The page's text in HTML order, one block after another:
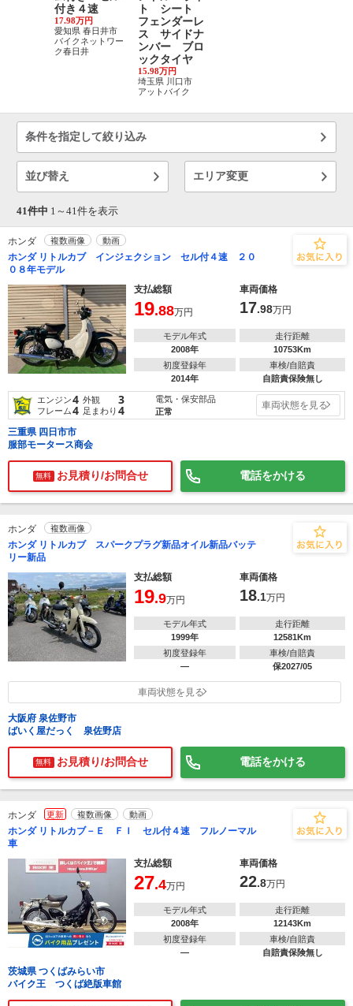
付き４速
17.98万円
愛知県 春日井市
バイクネットワー
ク春日井
ト シート
フェンダーレ
ス サイドナ
ンバー ブロ
ックタイヤ
15.98万円
埼玉県 川口市
アットバイク
条件を指定して絞り込み
並び替え エリア変更
41件中 1～ 41件を表示
ホンダ 複数画像 動画
ホンダ リトルカブ インジェクション セル付４速 ２０
０８年モデル
支払総額
車両価格
19.88万円 17.98万円
モデル年式
2008年
走行距離
10753Km
初度登録年
2014年
車検/自賠責
自賠責保険無し
エンジン4 外観 3
フレーム4 足まわり 4
電気・保安部品
正常
車両状態を見る
三重県 四日市市
服部モータース商会
無料 お見積り/お問合せ 電話をかける
ホンダ 複数画像
ホンダ リトルカブ スパークプラグ新品オイル新品バッテ
リー新品
支払総額
車両価格
19.9万円 18.1万円
モデル年式
1999年
走行距離
12581Km
初度登録年
―
車検/自賠責
保2027/05
車両状態を見る
大阪府 泉佐野市
ばいく屋だっく 泉佐野店
無料 お見積り/お問合せ 電話をかける
ホンダ 更新 複数画像 動画
ホンダ リトルカブ－Ｅ ＦＩ セル付４速 フルノーマル
車
支払総額
車両価格
27.4万円 22.8万円
モデル年式
2008年
走行距離
12143Km
初度登録年
―
車検/自賠責
自賠責保険無し
茨城県 つくばみらい市
バイク王 つくば絶版車館